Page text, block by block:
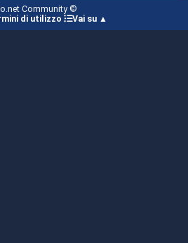
Community ©
di utilizzo Vai su ▲